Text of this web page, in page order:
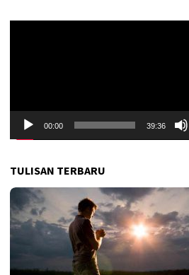
00:00 39:36
TULISAN TERBARU